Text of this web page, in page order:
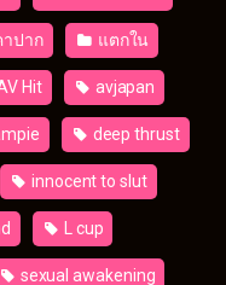
ปาก แตกใน
Hit avjapan
deep thrust
innocent to slut
L cup
sexual awakening